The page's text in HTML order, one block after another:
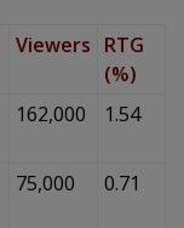
Viewers RTG
(%)
162,000 1.54
75,000 0.71